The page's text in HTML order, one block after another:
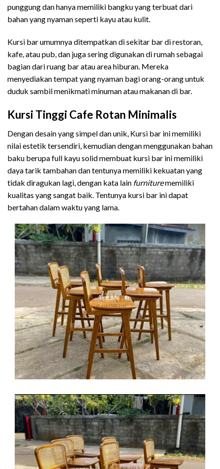
punggung dan hanya memiliki bangku yang terbuat dari
bahan yang nyaman seperti kayu atau kulit.
Kursi bar umumnya ditempatkan di sekitar bar di restoran,
kafe, atau pub, dan juga sering digunakan di rumah sebagai
bagian dari ruang bar atau area hiburan. Mereka
menyediakan tempat yang nyaman bagi orang-orang untuk
duduk sambil menikmati minuman atau makanan di bar.
Kursi Tinggi Cafe Rotan Minimalis
Dengan desain yang simpel dan unik, Kursi bar ini memiliki
nilai estetik tersendiri, kemudian dengan menggunakan bahan
baku berupa full kayu solid membuat kursi bar ini memiliki
daya tarik tambahan dan tentunya memiliki kekuatan yang
tidak diragukan lagi, dengan kata lain furniturememiliki
kualitas yang sangat baik. Tentunya kursi bar ini dapat
bertahan dalam waktu yang lama.